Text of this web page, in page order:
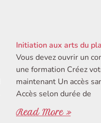
Initiation aux arts du
Vous devez ouvrir un
une formation Créez
maintenant Un accès
Accès selon durée de
Read More »